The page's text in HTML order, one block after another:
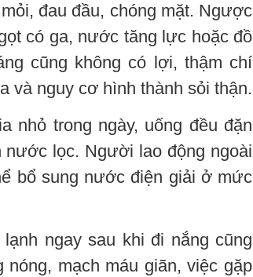
đau đầu, chóng mặt. Ngược
có ga, nước tăng lực hoặc đồ
cũng không có lợi, thậm chí
và nguy cơ hình thành sỏi thận.
nhỏ trong ngày, uống đều đặn
lọc. Người lao động ngoài
bổ sung nước điện giải ở mức
ngay sau khi đi nắng cũng
mạch máu giãn, việc gặp